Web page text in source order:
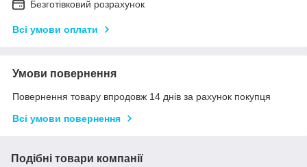
Безготівковий розрахунок
Всі умови оплати
Умови повернення
Повернення товару впродовж 14 днів за рахунок покупця
Всі умови повернення
Подібні товари компанії